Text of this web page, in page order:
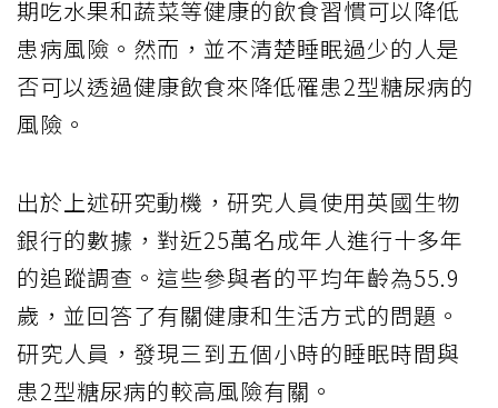
期吃水果和蔬菜等健康的飲食習慣可以降低
患病風險。然而，並不清楚睡眠過少的人是
否可以透過健康飲食來降低罹患2型糖尿病的
風險。
出於上述研究動機，研究人員使用英國生物
銀行的數據，對近25萬名成年人進行十多年
的追蹤調查。這些參與者的平均年齡為55.9
歲，並回答了有關健康和生活方式的問題。
研究人員，發現三到五個小時的睡眠時間與
患2型糖尿病的較高風險有關。